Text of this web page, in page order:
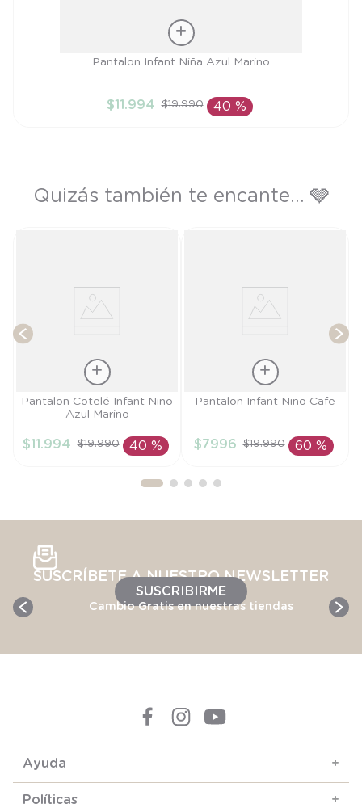
AÑADIR AL CARRITO
Pantalon Infant Niña Azul Marino
$11 .994 $19.990 40 %
Quizás también te encante... 🩶
Talla
AÑADIR AL
Pantalon Cotelé Infant Niño
Azul Marino
$11 .994 $19.990 40 %
Talla
AÑADIR AL
Pantalon Infant Niño Cafe
$7996 $19.990 60 %
SUSCRÍBETE A NUESTRO NEWSLETTER
SUSCRIBIRME
Cambio Gratis en nuestras tiendas
Ayuda +
Políticas +